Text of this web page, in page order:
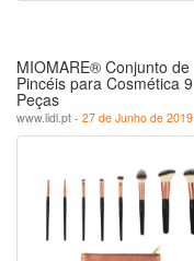
MIOMARE® Conjunto de
Pincéis para Cosmética 9
Peças
www.lidl.pt - 27 de Junho de 2019